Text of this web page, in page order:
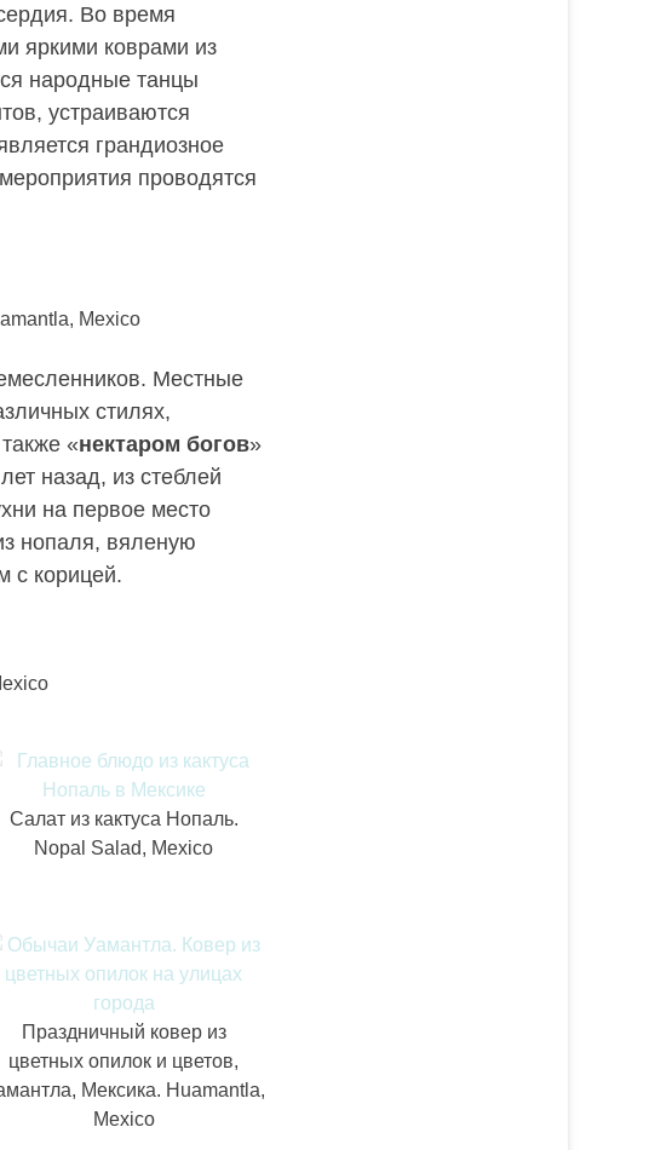
Во время
яркими коврами из
народные танцы
устраиваются
грандиозное
проводятся
Mexico
Местные
стилях,
«нектаром богов»
назад, из стеблей
на первое место
нопаля, вяленую
с корицей.
Салат из кактуса Нопаль.
Nopal Salad, Mexico
Праздничный ковер из
цветных опилок и цветов,
Мексика. Huamantla,
Mexico